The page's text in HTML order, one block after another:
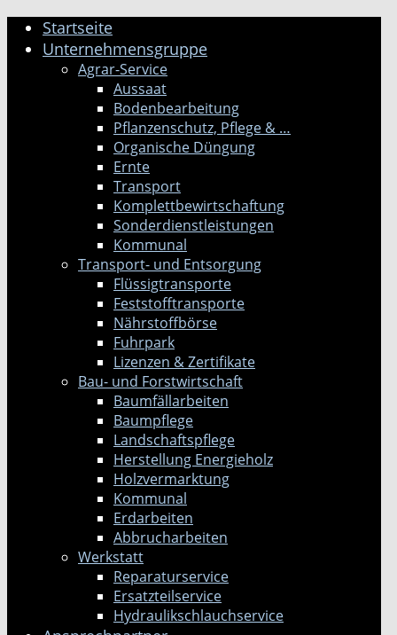
Startseite
Unternehmensgruppe
Agrar-Service
Aussaat
Bodenbearbeitung
Pflanzenschutz, Pflege & …
Organische Düngung
Ernte
Transport
Komplettbewirtschaftung
Sonderdienstleistungen
Kommunal
Transport- und Entsorgung
Flüssigtransporte
Feststofftransporte
Nährstoffbörse
Fuhrpark
Lizenzen & Zertifikate
Bau- und Forstwirtschaft
Baumfällarbeiten
Baumpflege
Landschaftspflege
Herstellung Energieholz
Holzvermarktung
Kommunal
Erdarbeiten
Abbrucharbeiten
Werkstatt
Reparaturservice
Ersatzteilservice
Hydraulikschlauchservice